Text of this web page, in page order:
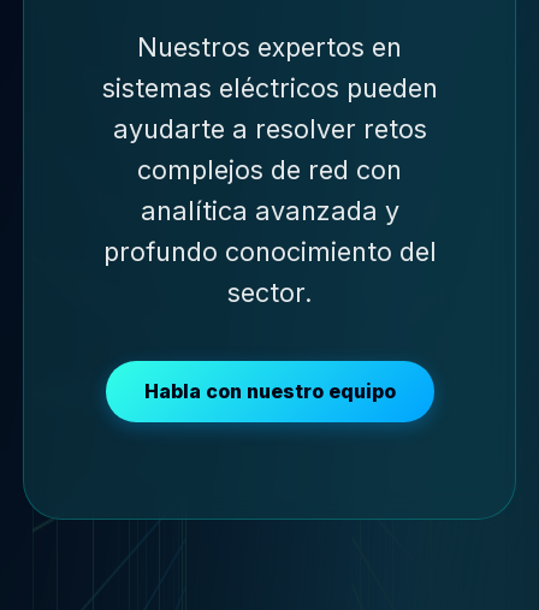
Nuestros expertos en
sistemas eléctricos pueden
ayudarte a resolver retos
complejos de red con
analítica avanzada y
profundo conocimiento del
sector.
Habla con nuestro equipo